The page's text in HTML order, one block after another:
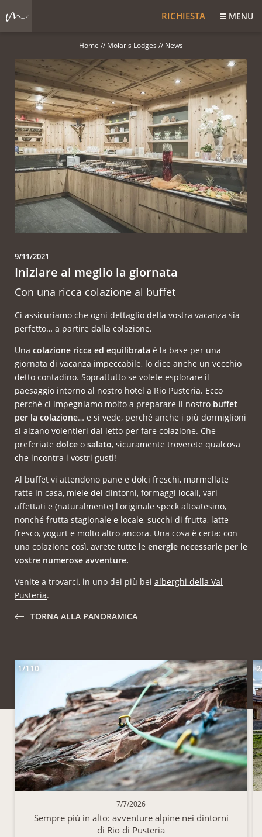
RICHIESTA MENU
Home // Molaris Lodges // News
9/11/2021
Iniziare al meglio la giornata
Con una ricca colazione al buffet
Ci assicuriamo che ogni dettaglio della vostra vacanza sia
perfetto… a partire dalla colazione.
Una colazione ricca ed equilibrata è la base per una
giornata di vacanza impeccabile, lo dice anche un vecchio
detto contadino. Soprattutto se volete esplorare il
paesaggio intorno al nostro hotel a Rio Pusteria. Ecco
perché ci impegniamo molto a preparare il nostro buffet
per la colazione… e si vede, perché anche i più dormiglioni
si alzano volentieri dal letto per fare colazione. Che
preferiate dolce o salato, sicuramente troverete qualcosa
che incontra i vostri gusti!
Al buffet vi attendono pane e dolci freschi, marmellate
fatte in casa, miele dei dintorni, formaggi locali, vari
affettati e (naturalmente) l'originale speck altoatesino,
nonché frutta stagionale e locale, succhi di frutta, latte
fresco, yogurt e molto altro ancora. Una cosa è certa: con
una colazione così, avrete tutte le energie necessarie per le
vostre numerose avventure.
Venite a trovarci, in uno dei più bei alberghi della Val
Pusteria.
TORNA ALLA PANORAMICA
1/110
7/7/2026
Sempre più in alto: avventure alpine nei dintorni
di Rio di Pusteria